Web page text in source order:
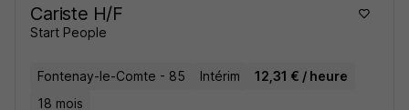
Cariste H/F
Start People
Fontenay-le-Comte - 85 Intérim
12,31 € / heure
18 mois